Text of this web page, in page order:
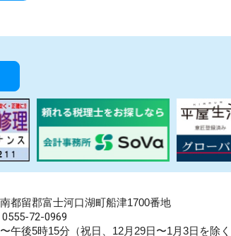
都留郡富士河口湖町船津1700番地
0555-72-0969
後5時15分（祝日、12月29日〜1月3日を除く